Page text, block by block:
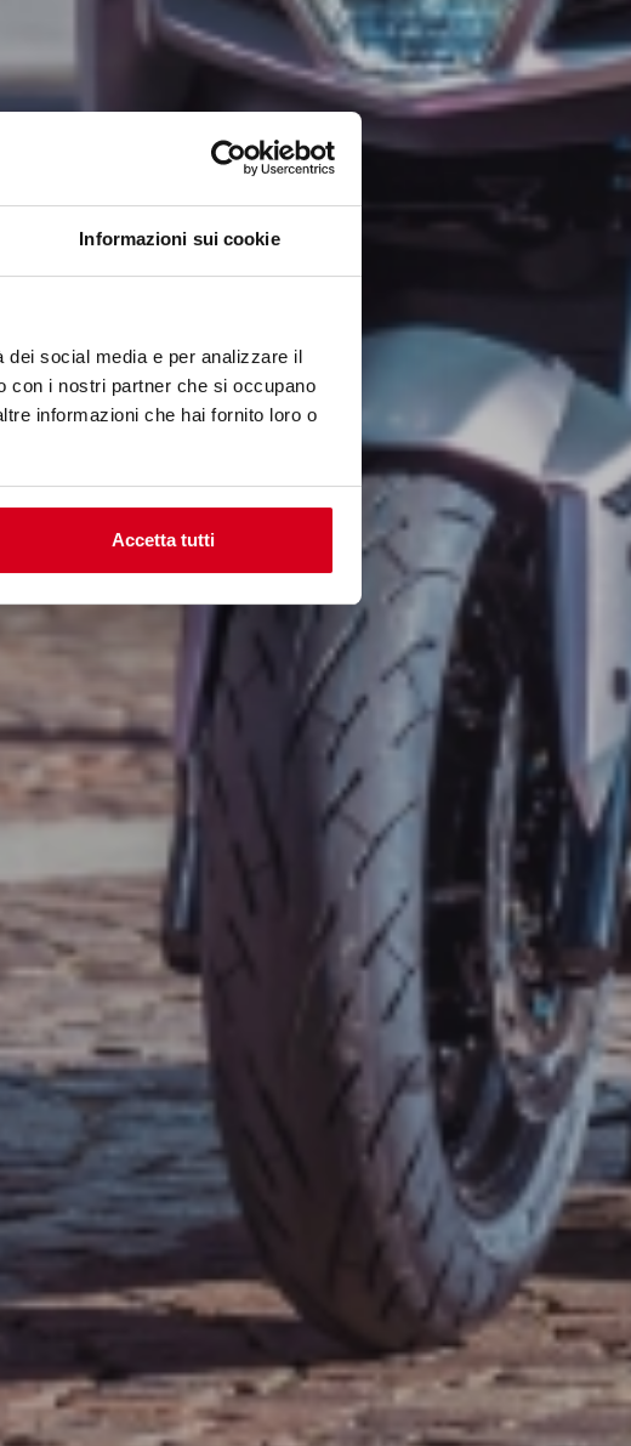
Informazioni sui cookie
social media e per analizzare il
con i nostri partner che si occupano
informazioni che hai fornito loro o
Accetta tutti